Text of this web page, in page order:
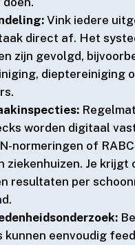
Vink iedere
direct af.​ Het
zijn gevolgd,
dieptereiniging
worden digitaal
normeringen of
ziekenhuizen.​ Je krijgt
resultaten per
kunnen eenvoudig